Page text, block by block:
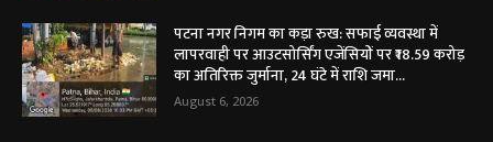
पटना नगर निगम का कड़ा रुख: सफाई व्यवस्था में
लापरवाही पर आउटसोर्सिंग एजेंसियों पर ₹18.59 करोड़
का अतिरिक्त जुर्माना, 24 घंटे में राशि जमा...
August 6, 2026